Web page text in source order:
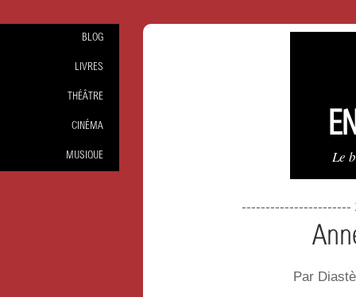
Le
-----------------------
Par
BLOG
LIVRES
THÉÂTRE
CINÉMA
MUSIQUE